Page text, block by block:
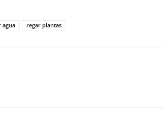
agua regar plantas